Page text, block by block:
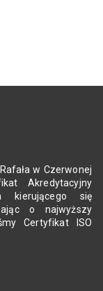
w Czerwonej
Akredytacyjny
kierującego się
o najwyższy
Certyfikat ISO